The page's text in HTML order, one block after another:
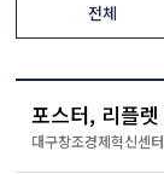
전체
포스터, 리플렛
대구창조경제혁신센터